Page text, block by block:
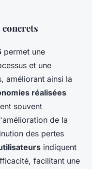
permet une
et une
améliorant ainsi la
réalisées
souvent
de la
des pertes
indiquent
facilitant une